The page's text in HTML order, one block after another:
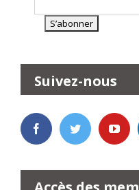
Suivez-nous